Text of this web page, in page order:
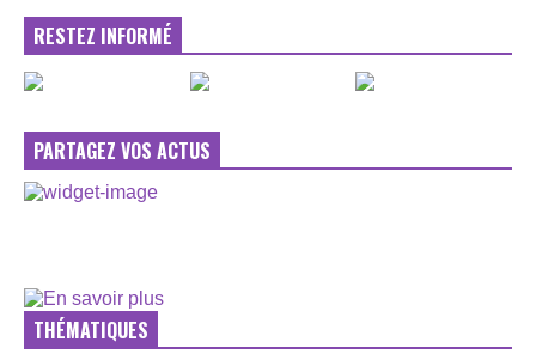
RESTEZ INFORMÉ
PARTAGEZ VOS ACTUS
THÉMATIQUES